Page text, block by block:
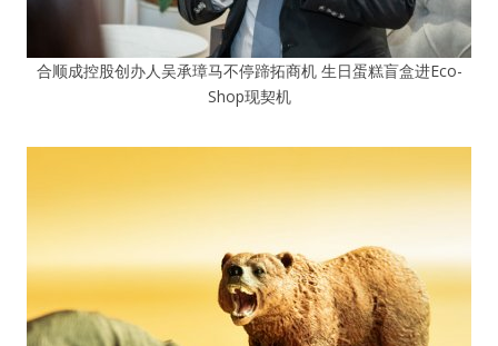
合顺成控股创办人吴承璋马不停蹄拓商机 生日蛋糕盲盒进Eco-
Shop现契机